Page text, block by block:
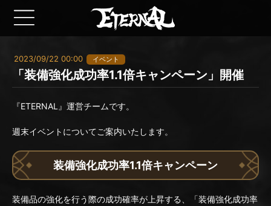
2023/09/22 00:00 イベント
「装備強化成功率1.1倍キャンペーン」開催
『ETERNAL』運営チームです。
週末イベントについてご案内いたします。
装備強化成功率1.1倍キャンペーン
装備品の強化を行う際の成功確率が上昇する、「装備強化成功率